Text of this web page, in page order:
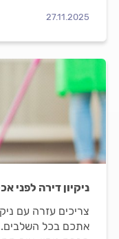
27.11.2025
ניקיון דירה לפני
צריכים עזרה עם
אתכם בכל השלבים.